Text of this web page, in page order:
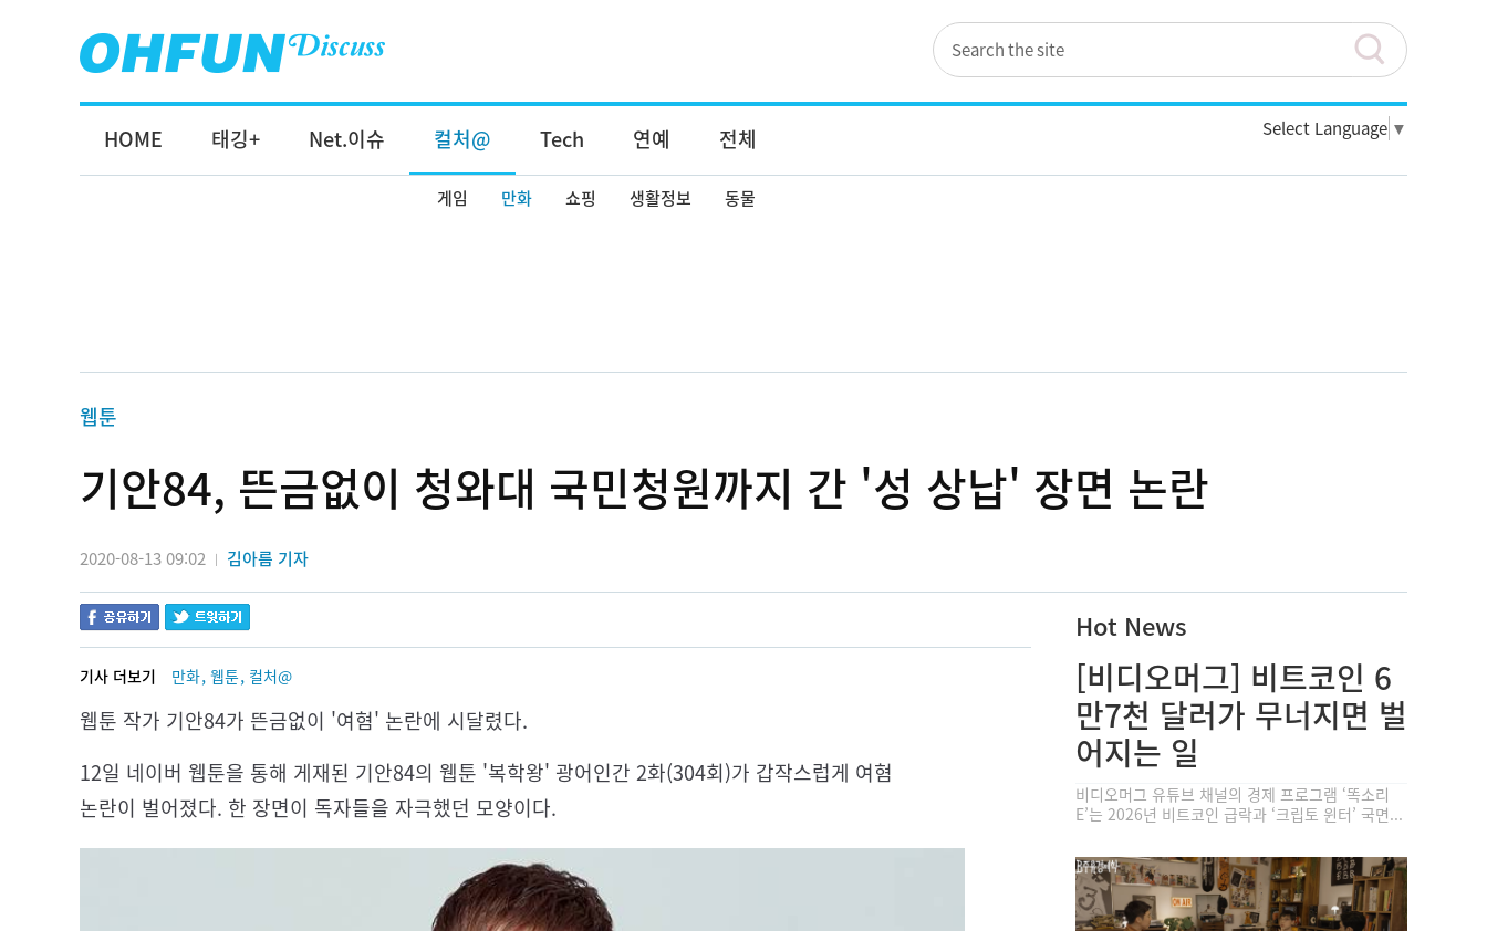
HOME 태깅+ Net.이슈 컬처@
게임 만화 쇼핑 생활정보 동물
Tech 연예 전체 Select Language ▼
웹툰
기안84, 뜬금없이 청와대 국민청원까지 간 '성 상납' 장면 논란
2020-08-13 09:02 | 김아름 기자
기사 더보기 만화, 웹툰, 컬처@
웹툰 작가 기안84가 뜬금없이 '여혐' 논란에 시달렸다.
12일 네이버 웹툰을 통해 게재된 기안84의 웹툰 '복학왕' 광어인간 2화(304회)가 갑작스럽게 여혐
논란이 벌어졌다. 한 장면이 독자들을 자극했던 모양이다.
Hot News
[비디오머그] 비트코인 6
만7천 달러가 무너지면 벌
어지는 일
비디오머그 유튜브 채널의 경제 프로그램 ‘똑소리
E’는 2026년 비트코인 급락과 ‘크립토 윈터’ 국면...